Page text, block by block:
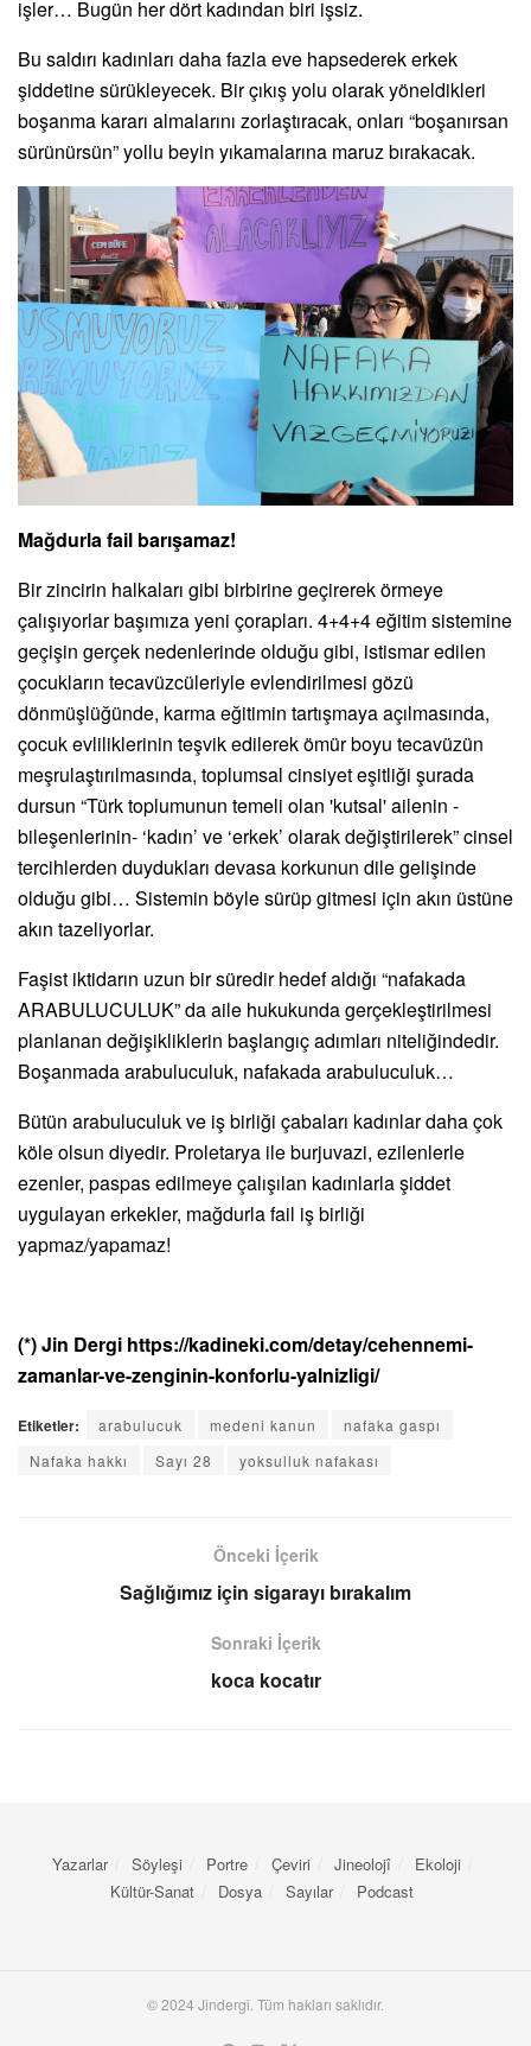
işler… Bugün her dört kadından biri işsiz.
Bu saldırı kadınları daha fazla eve hapsederek erkek
şiddetine sürükleyecek. Bir çıkış yolu olarak yöneldikleri
boşanma kararı almalarını zorlaştıracak, onları “boşanırsan
sürünürsün” yollu beyin yıkamalarına maruz bırakacak.
Mağdurla fail barışamaz!
Bir zincirin halkaları gibi birbirine geçirerek örmeye
çalışıyorlar başımıza yeni çorapları. 4+4+4 eğitim sistemine
geçişin gerçek nedenlerinde olduğu gibi, istismar edilen
çocukların tecavüzcüleriyle evlendirilmesi gözü
dönmüşlüğünde, karma eğitimin tartışmaya açılmasında,
çocuk evliliklerinin teşvik edilerek ömür boyu tecavüzün
meşrulaştırılmasında, toplumsal cinsiyet eşitliği şurada
dursun “Türk toplumunun temeli olan 'kutsal' ailenin -
bileşenlerinin- ‘kadın’ ve ‘erkek’ olarak değiştirilerek” cinsel
tercihlerden duydukları devasa korkunun dile gelişinde
olduğu gibi… Sistemin böyle sürüp gitmesi için akın üstüne
akın tazeliyorlar.
Faşist iktidarın uzun bir süredir hedef aldığı “nafakada
ARABULUCULUK” da aile hukukunda gerçekleştirilmesi
planlanan değişikliklerin başlangıç adımları niteliğindedir.
Boşanmada arabuluculuk, nafakada arabuluculuk…
Bütün arabuluculuk ve iş birliği çabaları kadınlar daha çok
köle olsun diyedir. Proletarya ile burjuvazi, ezilenlerle
ezenler, paspas edilmeye çalışılan kadınlarla şiddet
uygulayan erkekler, mağdurla fail iş birliği
yapmaz/yapamaz!
(*) Jin Dergi https://kadineki.com/detay/cehennemi-
zamanlar-ve-zenginin-konforlu-yalnizligi/
Etiketler: arabulucuk medeni kanun
nafaka gaspı
Nafaka hakkı
Sayı 28 yoksulluk nafakası
Önceki İçerik
Sağlığımız için sigarayı bırakalım
Sonraki İçerik
koca kocatır
Yazarlar Söyleşi Portre Çeviri Jineolojî
Ekoloji
Kültür-Sanat
Dosya Sayılar Podcast
© 2024 Jindergi. Tüm hakları saklıdır.